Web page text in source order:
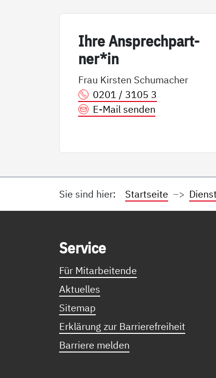
Ih­re An­sp­rech­part­
ner*in
Frau Kirsten Schumacher
0201 / 3105 3
E-Mail senden
Sie sind hier: Startseite
Ser­vice
Für Mitarbeitende
Aktuelles
Sitemap
Erklärung zur Barrierefreiheit
Barriere melden